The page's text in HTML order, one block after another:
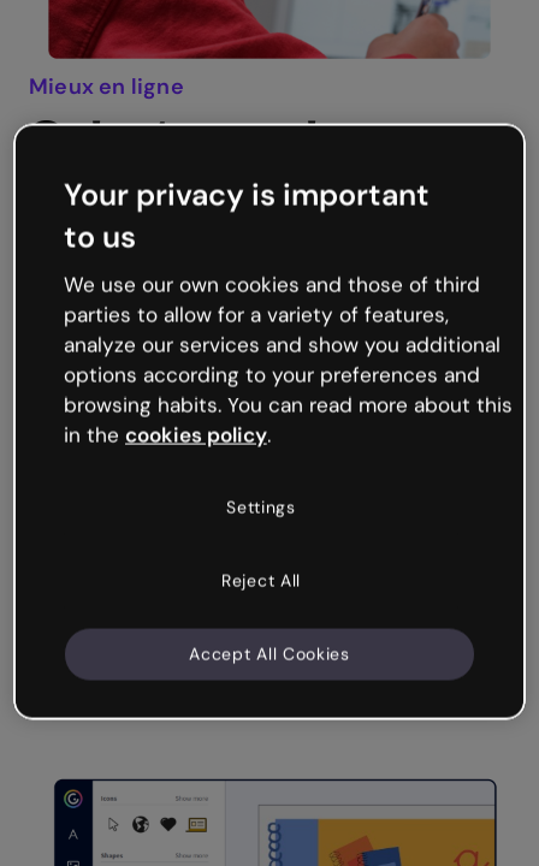
Mieux en ligne
Qu'est-ce qu'une
ressource
pédagogique
numérique?
Une ressource pédagogique numérique fait
référence aux outils et contenus utilisant la
technologie pour faciliter l'apprentissage. Il
s'agit de matériaux didactiques dont le
principal objectif est de soutenir et d'enrichir
numérique. Ils peuvent inclure des jeux
Your privacy is important
to us
We use our own cookies and those of third
parties to allow for a variety of features,
analyze our services and show you additional
options according to your preferences and
browsing habits. You can read more about this
in the cookies policy.
Settings
Reject All
Accept All Cookies